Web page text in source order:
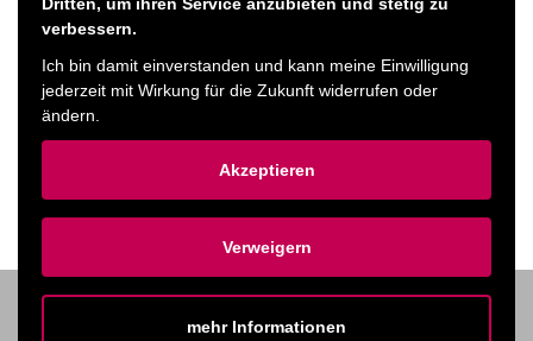
Sind sie noch ein Paar oder zwei getrennte Individuen?
Ticket kaufen
ZURÜCK ZUM PROGRAMM
verbessern.
Ich bin damit einverstanden und kann meine Einwilligung
jederzeit mit Wirkung für die Zukunft widerrufen oder
ändern.
Akzeptieren
Verweigern
mehr Informationen